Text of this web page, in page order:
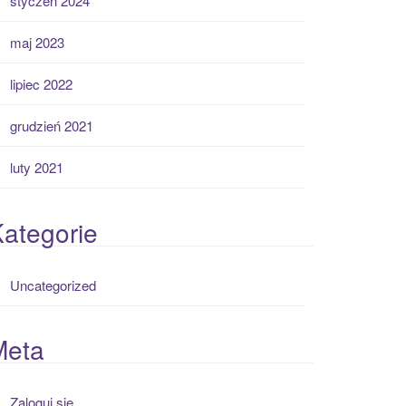
maj 2023
lipiec 2022
grudzień 2021
luty 2021
Uncategorized
Zaloguj się